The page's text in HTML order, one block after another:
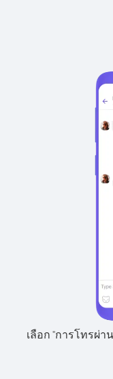
เลือก "การโทรผ่า